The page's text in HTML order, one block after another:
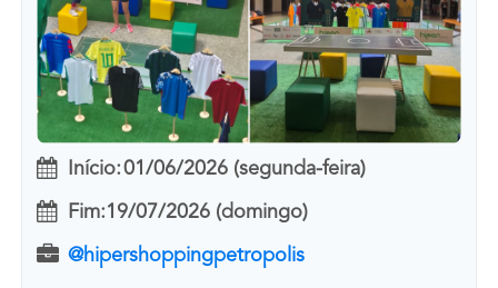
Início:01/06/2026 (segunda-feira)
Fim:19/07/2026 (domingo)
@hipershoppingpetropolis